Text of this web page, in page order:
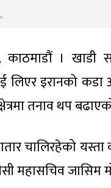
। खाडी
लिएर इरानको
तनाव थप
चालिरहेको
महासचिव जासिम